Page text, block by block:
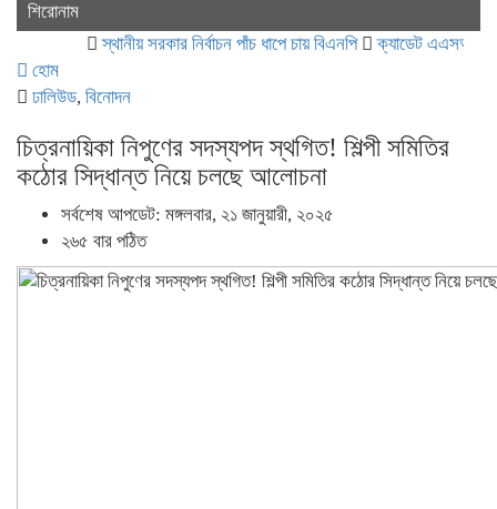
শিরোনাম
স্থানীয় সরকার নির্বাচন পাঁচ ধাপে চায় বিএনপি
ক্যাডেট এএসআই নিয়োগে
হোম
ঢালিউড, বিনোদন
চিত্রনায়িকা নিপুণের সদস্যপদ স্থগিত! শিল্পী সমিতির
কঠোর সিদ্ধান্ত নিয়ে চলছে আলোচনা
সর্বশেষ আপডেট: মঙ্গলবার, ২১ জানুয়ারী, ২০২৫
২৬৫ বার পঠিত